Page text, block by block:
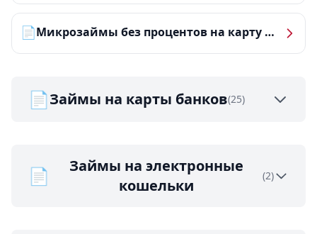
📄 Микрозаймы без процентов на карту — ТОП-10 за 2026 год
📄Займы на карты банков(25)
📄
Займы на электронные
кошельки
(2)